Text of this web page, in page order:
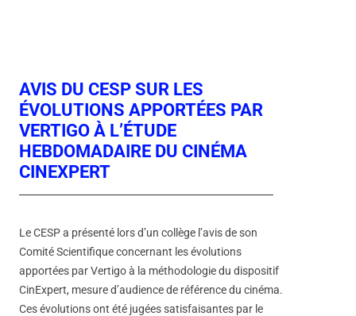
AVIS DU CESP SUR LES
ÉVOLUTIONS APPORTÉES PAR
VERTIGO À L’ÉTUDE
HEBDOMADAIRE DU CINÉMA
CINEXPERT
Le CESP a présenté lors d’un collège l’avis de son
Comité Scientifique concernant les évolutions
apportées par Vertigo à la méthodologie du dispositif
CinExpert, mesure d’audience de référence du cinéma.
Ces évolutions ont été jugées satisfaisantes par le